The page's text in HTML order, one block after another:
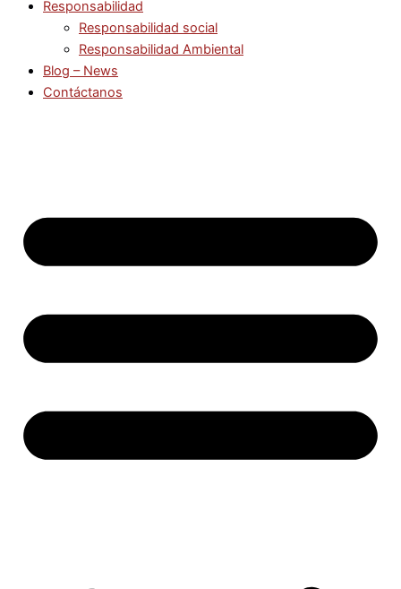
Responsabilidad
Responsabilidad social
Responsabilidad Ambiental
Blog – News
Contáctanos